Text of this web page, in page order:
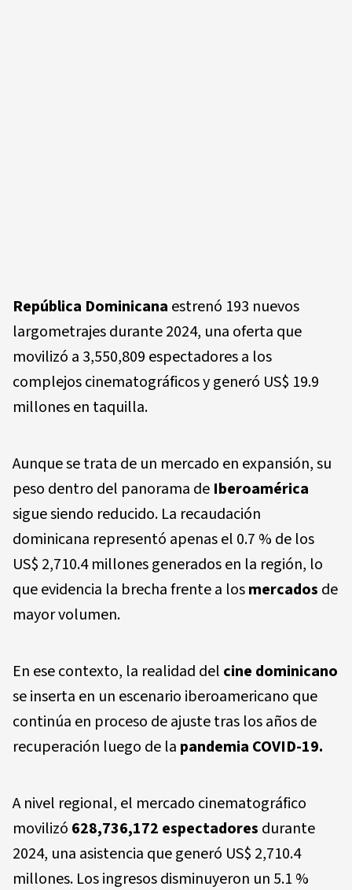
República Dominicana estrenó 193 nuevos
largometrajes durante 2024, una oferta que
movilizó a 3,550,809 espectadores a los
complejos cinematográficos y generó US$ 19.9
millones en taquilla.
Aunque se trata de un mercado en expansión, su
peso dentro del panorama de Iberoamérica
sigue siendo reducido. La recaudación
dominicana representó apenas el 0.7 % de los
US$ 2,710.4 millones generados en la región, lo
que evidencia la brecha frente a losmercados de
mayor volumen.
En ese contexto, la realidad del cine dominicano
se inserta en un escenario iberoamericano que
continúa en proceso de ajuste tras los años de
recuperación luego de la pandemia COVID-19.
A nivel regional, el mercado cinematográfico
movilizó 628,736,172 espectadores durante
2024, una asistencia que generó US$ 2,710.4
millones. Los ingresos disminuyeron un 5.1 %